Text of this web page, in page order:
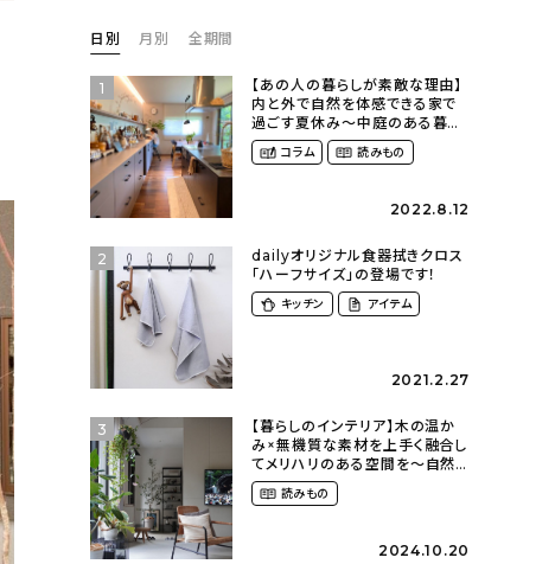
日別 月別 全期間
1
【あの人の暮らしが素敵な理由】
内と外で自然を体感できる家で
過ごす夏休み〜中庭のある暮ら
し（yume_2700さん）
コラム 読みもの
2022.8.12
2
dailyオリジナル食器拭きクロス
「ハーフサイズ」の登場です！
キッチン アイテム
2021.2.27
3
【暮らしのインテリア】木の温か
み×無機質な素材を上手く融合し
てメリハリのある空間を〜自然
に囲まれて暮らす（ki_no_ieさ
ん） 読みもの
2024.10.20